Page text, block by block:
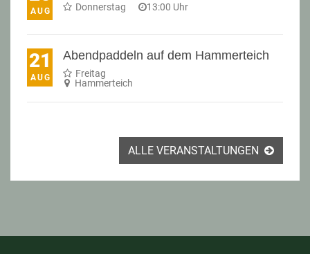
AUG Donnerstag 13:00 Uhr
21
AUG
Abendpaddeln auf dem Hammerteich
Freitag
Hammerteich
ALLE VERANSTALTUNGEN